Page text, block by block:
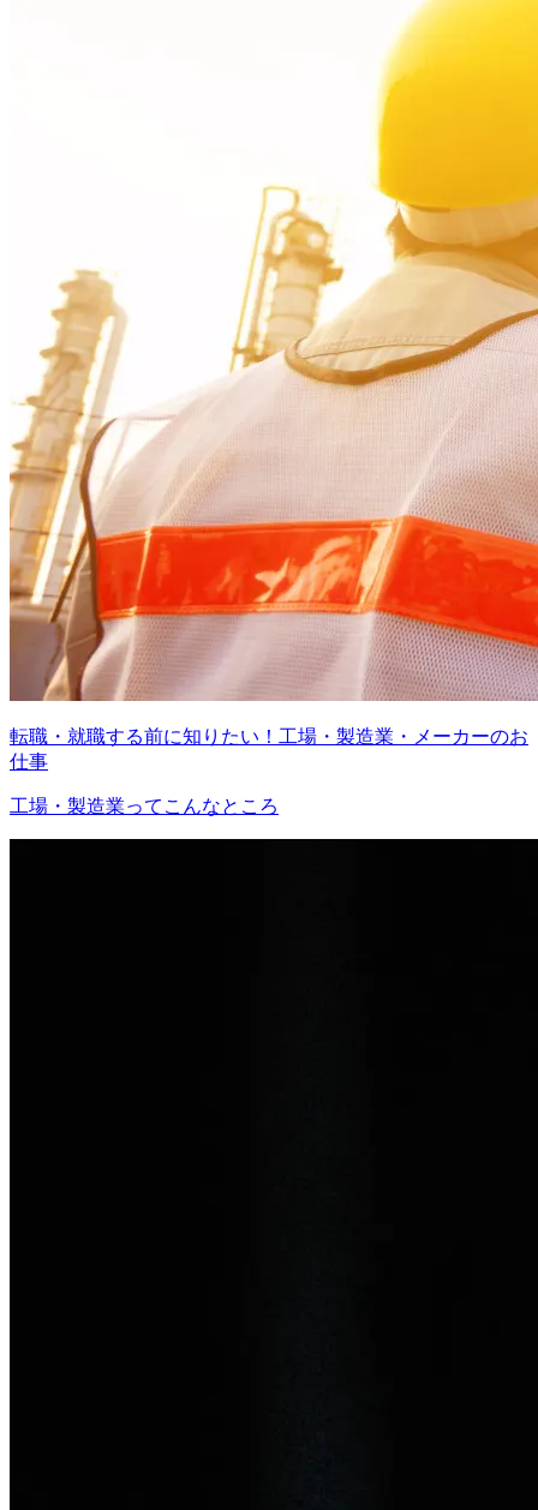
転職・就職する前に知りたい！工場・製造業・メーカーのお
仕事
工場・製造業ってこんなところ